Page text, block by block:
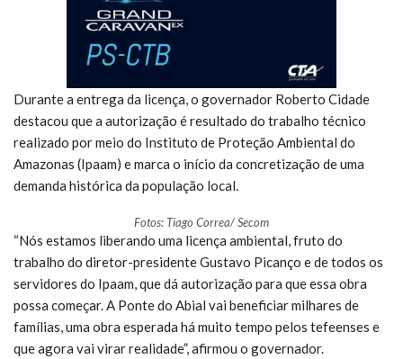
Durante a entrega da licença, o governador Roberto Cidade
destacou que a autorização é resultado do trabalho técnico
realizado por meio do Instituto de Proteção Ambiental do
Amazonas (Ipaam) e marca o início da concretização de uma
demanda histórica da população local.
Fotos: Tiago Correa/ Secom
“Nós estamos liberando uma licença ambiental, fruto do
trabalho do diretor-presidente Gustavo Picanço e de todos os
servidores do Ipaam, que dá autorização para que essa obra
possa começar. A Ponte do Abial vai beneficiar milhares de
famílias, uma obra esperada há muito tempo pelos tefeenses e
que agora vai virar realidade”, afirmou o governador.